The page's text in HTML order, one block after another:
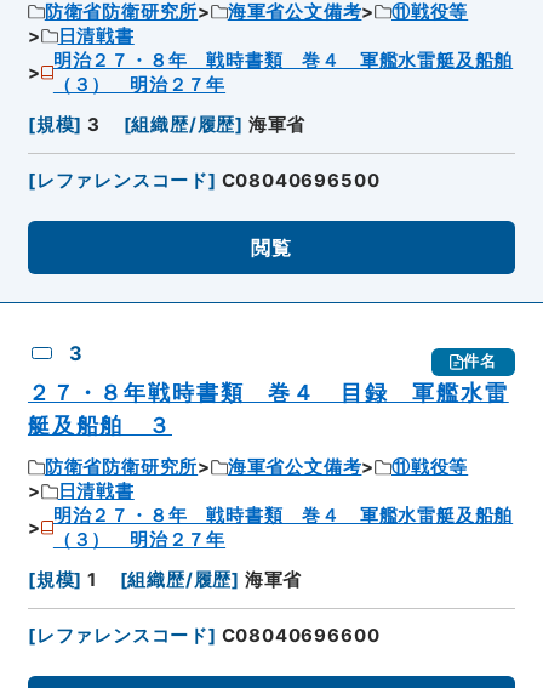
防衛省防衛研究所 海軍省公文備考
⑪戦役等
日清戦書
明治２７・８年 戦時書類 巻４ 軍艦水雷艇及船舶
（３） 明治２７年
[規模] 3 [組織歴/履歴] 海軍省
[レファレンスコード] C08040696500
閲覧
3 件名
２７・８年戦時書類 巻４ 目録 軍艦水雷
艇及船舶 ３
防衛省防衛研究所 海軍省公文備考
⑪戦役等
日清戦書
明治２７・８年 戦時書類 巻４ 軍艦水雷艇及船舶
（３） 明治２７年
[規模] 1 [組織歴/履歴] 海軍省
[レファレンスコード] C08040696600